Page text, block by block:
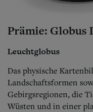
Prämie: Globus
Leuchtglobus
Das physische
Landschaftsformen
Gebirgsregionen, die
Wüsten und in einer